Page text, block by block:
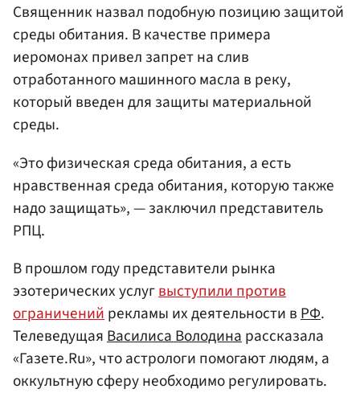
Священник назвал подобную позицию защитой
среды обитания. В качестве примера
иеромонах привел запрет на слив
отработанного машинного масла в реку,
который введен для защиты материальной
среды.
«Это физическая среда обитания, а есть
нравственная среда обитания, которую также
надо защищать», — заключил представитель
РПЦ.
В прошлом году представители рынка
эзотерических услугвыступили против
ограниченийрекламы их деятельности вРФ.
ТелеведущаяВасилиса Володинарассказала
«Газете.Ru», что астрологи помогают людям, а
оккультную сферу необходимо регулировать.